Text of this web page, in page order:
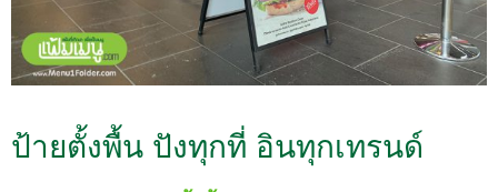
ป้ายตั้งพื้น ปังทุกที่ อินทุกเทรนด์